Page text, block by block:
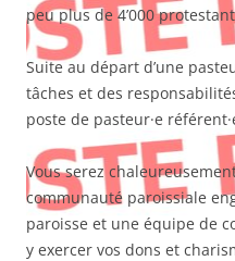
peu plus de 4’000
Suite au départ d’une
tâches et des
poste de pasteur·e
Vous serez
communauté paroissiale
paroisse et une équipe de
y exercer vos dons et